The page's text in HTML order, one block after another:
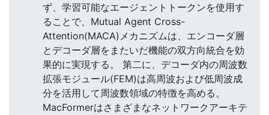
ず、学習可能なエージェントトークンを使用す
ることで、Mutual Agent Cross-
Attention(MACA)メカニズムは、エンコーダ層
とデコーダ層をまたいだ機能の双方向統合を効
果的に実現する。 第二に、デコーダ内の周波数
拡張モジュール(FEM)は高周波および低周波成
分を活用して周波数領域の特徴を高める。
MacFormerはさまざまなネットワークアーキテ